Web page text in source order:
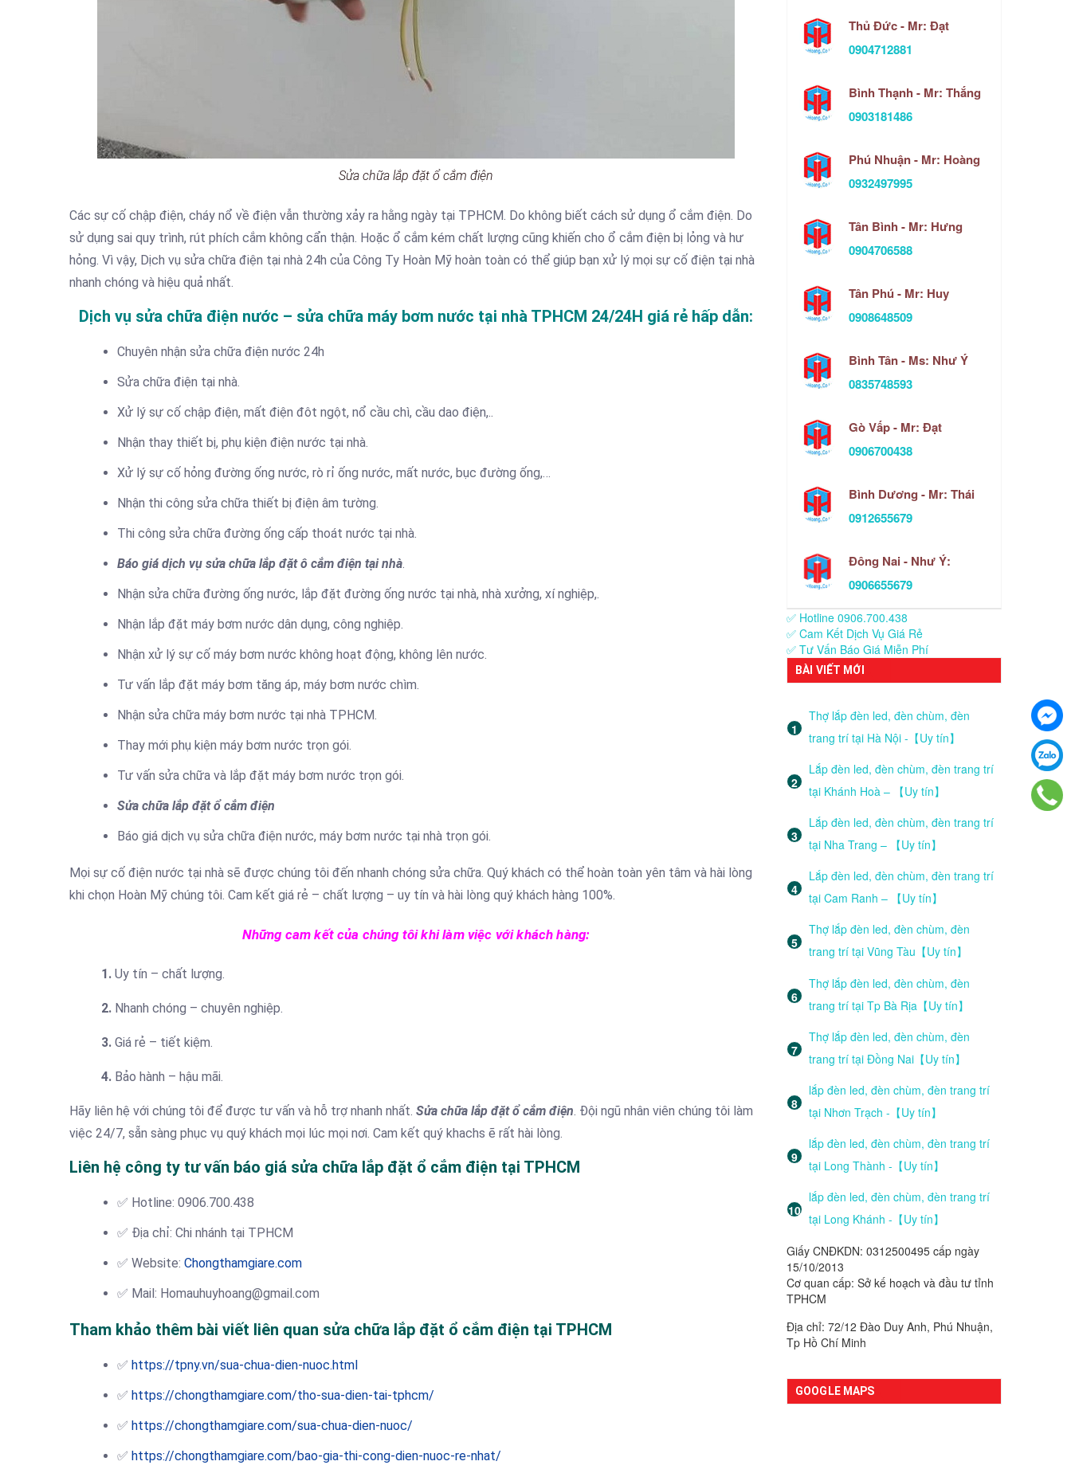
Sửa chữa lắp đặt ổ cắm điện
Các sự cố chập điện, cháy nổ về điện vẫn thường xảy ra hằng ngày tại TPHCM. Do không biết cách sử dụng ổ cắm điện. Do
sử dụng sai quy trình, rút phích cắm không cẩn thận. Hoặc ổ cắm kém chất lượng cũng khiến cho ổ cắm điện bị lỏng và hư
hỏng. Vì vậy, Dịch vụ sửa chữa điện tại nhà 24h của Công Ty Hoàn Mỹ hoàn toàn có thể giúp bạn xử lý mọi sự cố điện tại nhà
nhanh chóng và hiệu quả nhất.
Dịch vụ sửa chữa điện nước – sửa chữa máy bơm nước tại nhà TPHCM 24/24H giá rẻ hấp dẫn:
Chuyên nhận sửa chữa điện nước 24h
Sửa chữa điện tại nhà.
Xử lý sự cố chập điện, mất điện đôt ngột, nổ cầu chì, cầu dao điện,..
Nhận thay thiết bị, phụ kiện điện nước tại nhà.
Xử lý sự cố hỏng đường ống nước, rò rỉ ống nước, mất nước, bục đường ống,…
Nhận thi công sửa chữa thiết bị điện âm tường.
Thi công sửa chữa đường ống cấp thoát nước tại nhà.
Báo giá dịch vụ sửa chữa lắp đặt ô cắm điện tại nhà.
Nhận sửa chữa đường ống nước, lắp đặt đường ống nước tại nhà, nhà xưởng, xí nghiệp,.
Nhận lắp đặt máy bơm nước dân dụng, công nghiệp.
Nhận xử lý sự cố máy bơm nước không hoạt động, không lên nước.
Tư vấn lắp đặt máy bơm tăng áp, máy bơm nước chìm.
Nhận sửa chữa máy bơm nước tại nhà TPHCM.
Thay mới phụ kiện máy bơm nước trọn gói.
Tư vấn sửa chữa và lắp đặt máy bơm nước trọn gói.
Sửa chữa lắp đặt ổ cắm điện
Báo giá dịch vụ sửa chữa điện nước, máy bơm nước tại nhà trọn gói.
Mọi sự cố điện nước tại nhà sẽ được chúng tôi đến nhanh chóng sửa chữa. Quý khách có thể hoàn toàn yên tâm và hài lòng
khi chọn Hoàn Mỹ chúng tôi. Cam kết giá rẻ – chất lượng – uy tín và hài lòng quý khách hàng 100%.
Những cam kết của chúng tôi khi làm việc với khách hàng:
1. Uy tín – chất lượng.
2. Nhanh chóng – chuyên nghiệp.
3. Giá rẻ – tiết kiệm.
4. Bảo hành – hậu mãi.
Hãy liên hệ với chúng tôi để được tư vấn và hỗ trợ nhanh nhất. Sửa chữa lắp đặt ổ cắm điện . Đội ngũ nhân viên chúng tôi làm
việc 24/7, sẵn sàng phục vụ quý khách mọi lúc mọi nơi. Cam kết quý khachs ẽ rất hài lòng.
Liên hệ công ty tư vấn báo giá sửa chữa lắp đặt ổ cắm điện tại TPHCM
✅ Hotline: 0906.700.438
✅ Địa chỉ: Chi nhánh tại TPHCM
✅ Website: Chongthamgiare.com
✅ Mail: Homauhuyhoang@gmail.com
Tham khảo thêm bài viết liên quan sửa chữa lắp đặt ổ cắm điện tại TPHCM
✅ https://tpny.vn/sua-chua-dien-nuoc.html
✅ https://chongthamgiare.com/tho-sua-dien-tai-tphcm/
✅ https://chongthamgiare.com/sua-chua-dien-nuoc/
✅ https://chongthamgiare.com/bao-gia-thi-cong-dien-nuoc-re-nhat/
Thủ Đức - Mr: Đạt
0904712881
Bình Thạnh - Mr: Thắng
0903181486
Phú Nhuận - Mr: Hoàng
0932497995
Tân Bình - Mr: Hưng
0904706588
Tân Phú - Mr: Huy
0908648509
Bình Tân - Ms: Như Ý
0835748593
Gò Vấp - Mr: Đạt
0906700438
Bình Dương - Mr: Thái
0912655679
Đông Nai - Như Ý:
0906655679
✅ Hotline 0906.700.438
✅ Cam Kết Dịch Vụ Giá Rẻ
✅ Tư Vấn Báo Giá Miễn Phí
BÀI VIẾT MỚI
Thợ lắp đèn led, đèn chùm, đèn
trang trí tại Hà Nội -【Uy tín】
Lắp đèn led, đèn chùm, đèn trang trí
tại Khánh Hoà – 【Uy tín】
Lắp đèn led, đèn chùm, đèn trang trí
tại Nha Trang – 【Uy tín】
Lắp đèn led, đèn chùm, đèn trang trí
tại Cam Ranh – 【Uy tín】
Thợ lắp đèn led, đèn chùm, đèn
trang trí tại Vũng Tàu【Uy tín】
Thợ lắp đèn led, đèn chùm, đèn
trang trí tại Tp Bà Rịa【Uy tín】
Thợ lắp đèn led, đèn chùm, đèn
trang trí tại Đồng Nai【Uy tín】
lắp đèn led, đèn chùm, đèn trang trí
tại Nhơn Trạch -【Uy tín】
lắp đèn led, đèn chùm, đèn trang trí
tại Long Thành -【Uy tín】
lắp đèn led, đèn chùm, đèn trang trí
tại Long Khánh -【Uy tín】
Giấy CNĐKDN: 0312500495 cấp ngày
15/10/2013
Cơ quan cấp: Sở kế hoạch và đầu tư tỉnh
TPHCM
Địa chỉ: 72/12 Đào Duy Anh, Phú Nhuận,
Tp Hồ Chí Minh
GOOGLE MAPS